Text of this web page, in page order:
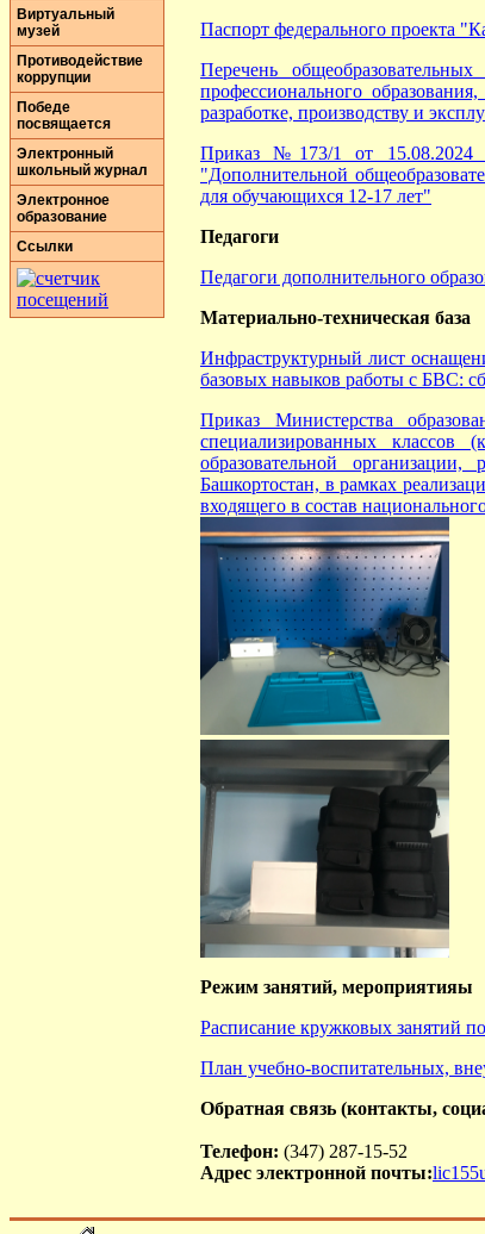
Виртуальный
музей
Противодействие
коррупции
Победе
посвящается
Электронный
школьный журнал
Электронное
образование
Ссылки
Паспорт федерального проекта
Перечень
профессионального
разработке, производству и
Приказ №173/1 от 15.08.2024
"Дополнительной
для обучающихся 12-17 лет"
Педагоги
Педагоги дополнительного
Материально-техническая база
Инфраструктурный лист
базовых навыков работы с БВС:
Приказ Министерства
специализированных классов
образовательной
Башкортостан, в рамках
входящего в состав
Режим занятий, мероприятияы
Расписание кружковых занятий
План учебно-воспитательных,
Обратная связь (контакты,
Телефон: (347) 287-15-52
Адрес электронной почты: